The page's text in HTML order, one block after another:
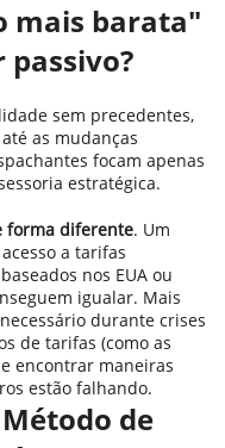
mais barata"
passivo?
sem precedentes,
as mudanças
focam apenas
estratégica.
forma diferente. Um
a tarifas
nos EUA ou
igualar. Mais
necessário durante crises
de tarifas (como as
encontrar maneiras
estão falhando.
de